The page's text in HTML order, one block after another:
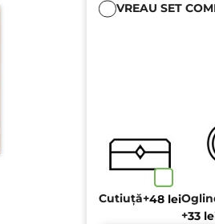
VREAU SET
Cutiuță+48 lei
+33